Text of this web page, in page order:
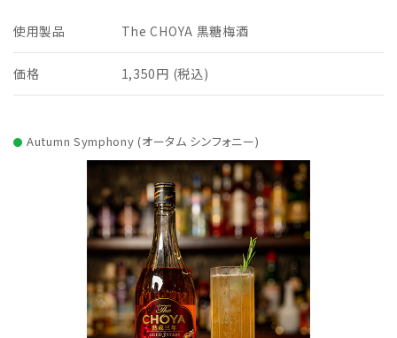
使用製品 The CHOYA 黒糖梅酒
価格 1,350円 (税込)
Autumn Symphony (オータム シンフォニー)